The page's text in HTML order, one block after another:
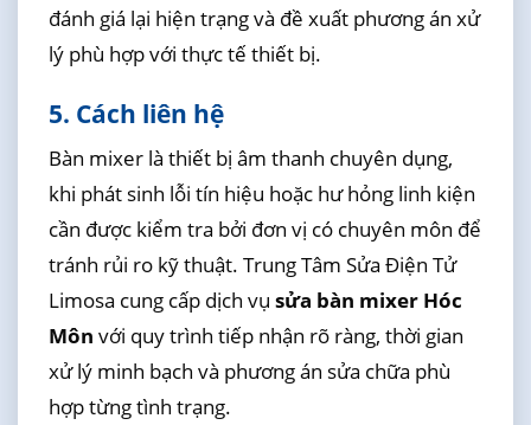
đánh giá lại hiện trạng và đề xuất phương án xử
lý phù hợp với thực tế thiết bị.
5. Cách liên hệ
Bàn mixer là thiết bị âm thanh chuyên dụng,
khi phát sinh lỗi tín hiệu hoặc hư hỏng linh kiện
cần được kiểm tra bởi đơn vị có chuyên môn để
tránh rủi ro kỹ thuật. Trung Tâm Sửa Điện Tử
Limosa cung cấp dịch vụ sửa bàn mixer Hóc
Môn với quy trình tiếp nhận rõ ràng, thời gian
xử lý minh bạch và phương án sửa chữa phù
hợp từng tình trạng.